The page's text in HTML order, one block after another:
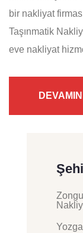
bir nakliyat
Taşınmatik
eve nakliyat